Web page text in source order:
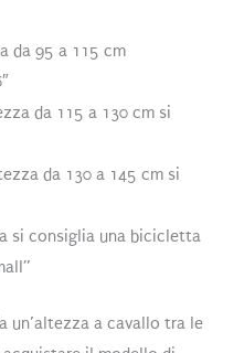
da 95 a 115 cm
da 115 a 130 cm si
da 130 a 145 cm si
si consiglia una bicicletta
un’altezza a cavallo tra le